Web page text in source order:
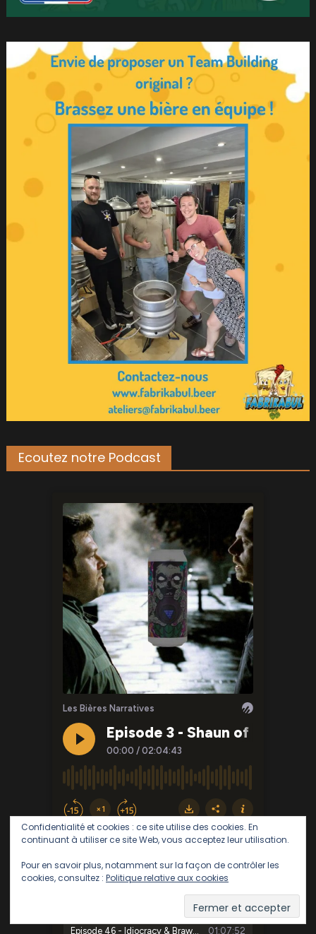
Ecoutez notre Podcast
Confidentialité et cookies : ce site utilise des cookies. En
continuant à utiliser ce site Web, vous acceptez leur utilisation.
Pour en savoir plus, notamment sur la façon de contrôler les
cookies, consultez : Politique relative aux cookies